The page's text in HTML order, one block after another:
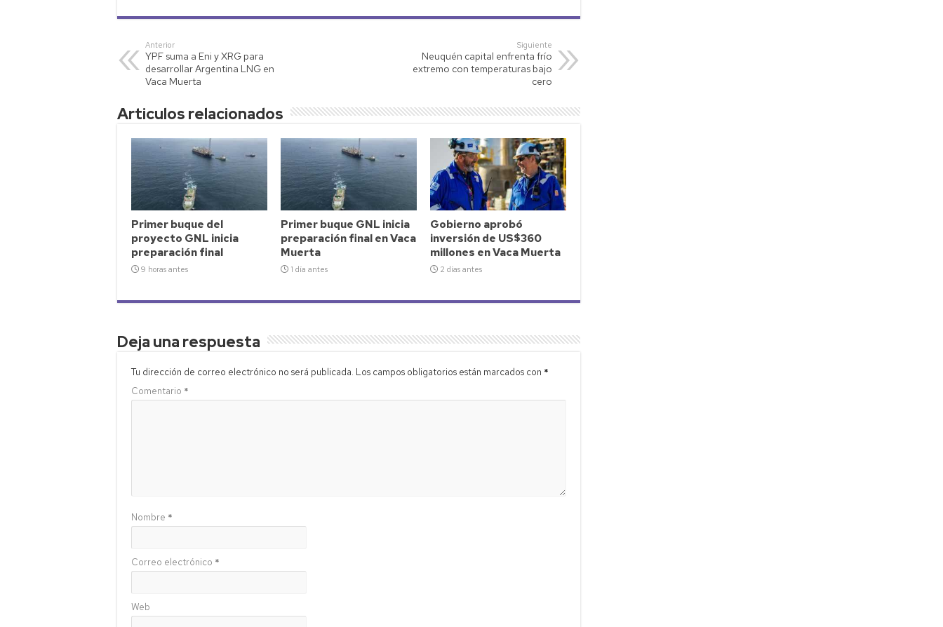
at
s
A
p
p
tt p
Li
ail m
ar
Anterior
YPF suma a Eni y XRG para
desarrollar Argentina LNG en
Vaca Muerta
Siguiente
Neuquén capital enfrenta frío
extremo con temperaturas bajo
cero
Articulos relacionados
Primer buque del
proyecto GNL inicia
preparación final
9 horas antes
Primer buque GNL inicia
preparación final en Vaca
Muerta
1 día antes
Gobierno aprobó
inversión de US$360
millones en Vaca Muerta
2 días antes
Deja una respuesta
Tu dirección de correo electrónico no será publicada. Los campos obligatorios están marcados con *
Comentario *
Nombre *
Correo electrónico *
Web